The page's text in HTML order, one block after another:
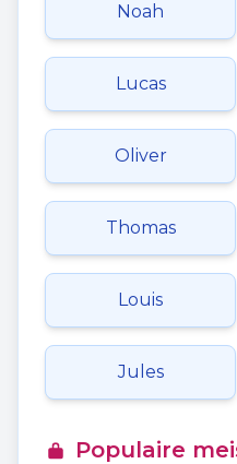
Noah
Lucas
Oliver
Thomas
Louis
Jules
Populaire